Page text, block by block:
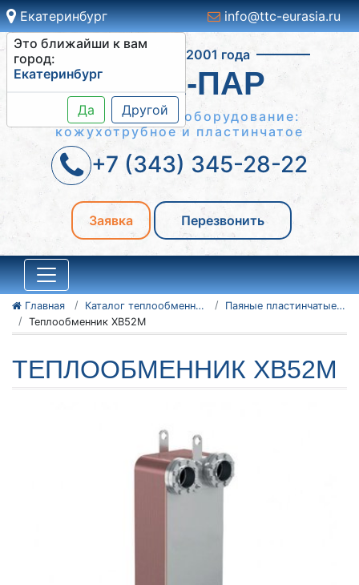
Екатеринбург
Это ближайши к вам
город:
Екатеринбург
Да Другой
info@ttc-eurasia.ru
Работаем с 2001 года
ВОДА-ПАР
Теплообменное оборудование:
кожухотрубное и пластинчатое
+7 (343) 345-28-22
Заявка Перезвонить
Главная Каталог теплообменного оборудования
Паяные пластинчатые теплообменники
Теплообменник XB52M
ТЕПЛООБМЕННИК XB52M